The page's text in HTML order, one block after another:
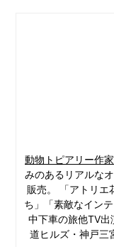
動物トピアリー作家
みのあるリアルな
販売。 「アトリエ
ち」「素敵なイン
中下車の旅他TV出
道ヒルズ・神戸三